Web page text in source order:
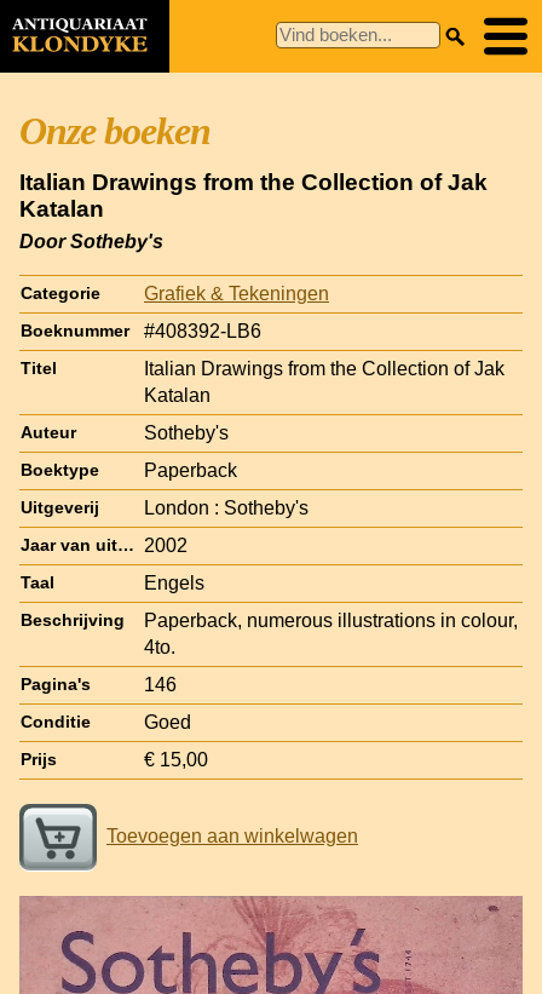
Onze boeken
Italian Drawings from the Collection of Jak
Katalan
Door Sotheby's
Categorie Grafiek & Tekeningen
Boeknummer #408392-LB6
Titel
Italian Drawings from the Collection of Jak
Katalan
Auteur Sotheby's
Boektype Paperback
Uitgeverij London : Sotheby's
Jaar van uitgave 2002
Taal Engels
Beschrijving
Paperback, numerous illustrations in colour,
4to.
Pagina's 146
Conditie Goed
Prijs € 15,00
Toevoegen aan winkelwagen